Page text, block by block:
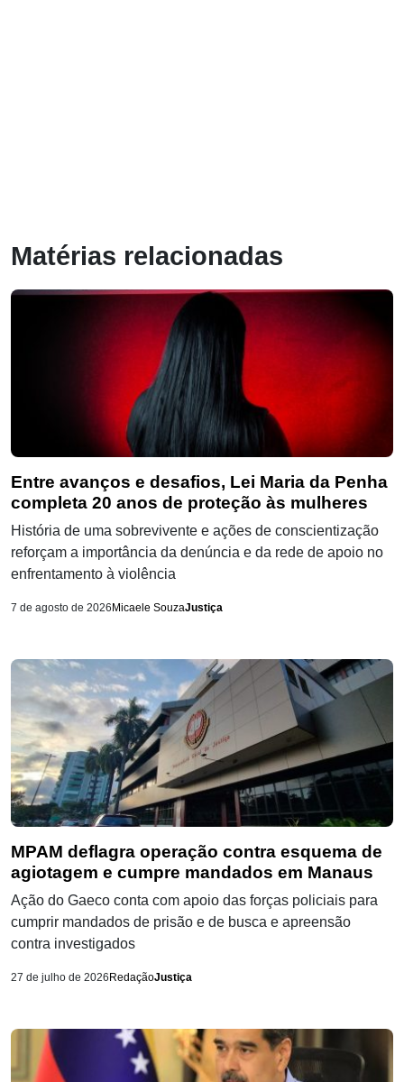
Matérias relacionadas
Entre avanços e desafios, Lei Maria da Penha
completa 20 anos de proteção às mulheres
História de uma sobrevivente e ações de conscientização
reforçam a importância da denúncia e da rede de apoio no
enfrentamento à violência
7 de agosto de 2026 Micaele SouzaJustiça
MPAM deflagra operação contra esquema de
agiotagem e cumpre mandados em Manaus
Ação do Gaeco conta com apoio das forças policiais para
cumprir mandados de prisão e de busca e apreensão
contra investigados
27 de julho de 2026 RedaçãoJustiça